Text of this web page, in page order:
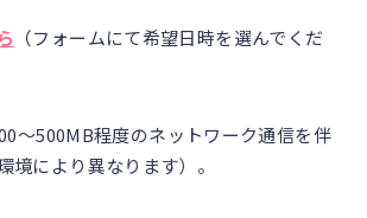
（フォームにて希望日時を選んでくだ
～500MB程度のネットワーク通信を伴
境により異なります）。